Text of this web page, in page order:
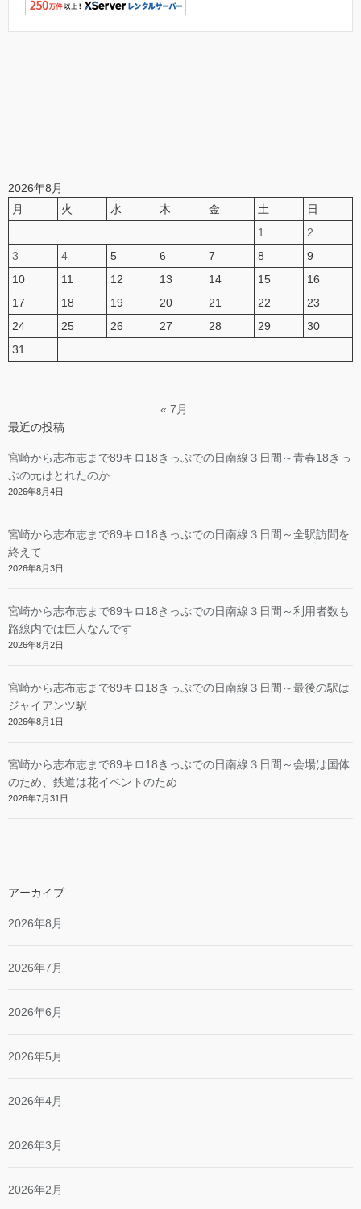
2026年8月
月
火 水 木 金 土
日
1
2
3
4 5 6 7 8
9
10
11 12 13 14 15
16
17
18 19 20 21 22
23
24
25 26 27 28 29
30
31
« 7月
最近の投稿
宮崎から志布志まで89キロ18きっぷでの日南線３日間～青春18きっ
ぷの元はとれたのか
2026年8月4日
宮崎から志布志まで89キロ18きっぷでの日南線３日間～全駅訪問を
終えて
2026年8月3日
宮崎から志布志まで89キロ18きっぷでの日南線３日間～利用者数も
路線内では巨人なんです
2026年8月2日
宮崎から志布志まで89キロ18きっぷでの日南線３日間～最後の駅は
ジャイアンツ駅
2026年8月1日
宮崎から志布志まで89キロ18きっぷでの日南線３日間～会場は国体
のため、鉄道は花イベントのため
2026年7月31日
アーカイブ
2026年8月
2026年7月
2026年6月
2026年5月
2026年4月
2026年3月
2026年2月